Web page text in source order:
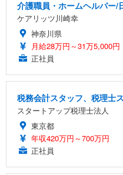
介護職員・ホームヘルパー/
ケアリッツ川崎幸
神奈川県
月給28万円～31万5,000円
正社員
税務会計スタッフ、税理士
スタートアップ税理士法人
東京都
年収420万円～700万円
正社員